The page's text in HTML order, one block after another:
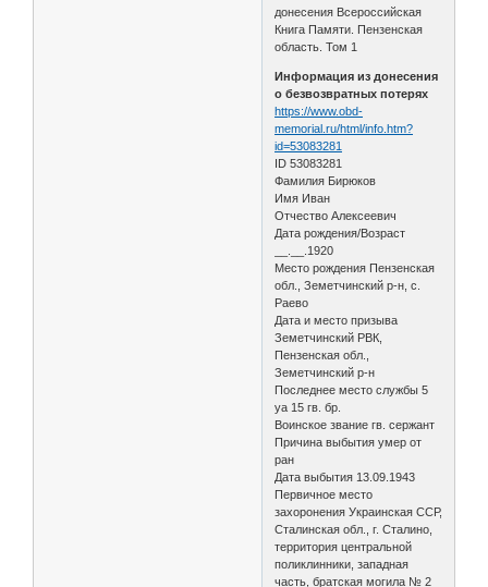
донесения Всероссийская
Книга Памяти. Пензенская
область. Том 1
Информация из донесения
о безвозвратных потерях
https://www.obd-
memorial.ru/html/info.htm?
id=53083281
ID 53083281
Фамилия Бирюков
Имя Иван
Отчество Алексеевич
Дата рождения/Возраст
__.__.1920
Место рождения Пензенская
обл., Земетчинский р-н, с.
Раево
Дата и место призыва
Земетчинский РВК,
Пензенская обл.,
Земетчинский р-н
Последнее место службы 5
уа 15 гв. бр.
Воинское звание гв. сержант
Причина выбытия умер от
ран
Дата выбытия 13.09.1943
Первичное место
захоронения Украинская ССР,
Сталинская обл., г. Сталино,
территория центральной
поликлинники, западная
часть, братская могила № 2